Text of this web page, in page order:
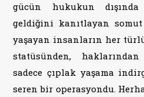
gücün hukukun dışında
geldiğini kanıtlayan
yaşayan insanların her
statüsünden,
sadece çıplak yaşama
seren bir operasyondu.